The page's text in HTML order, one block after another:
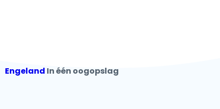
Engeland In één oogopslag